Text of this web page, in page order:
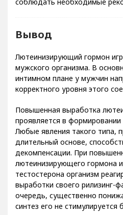
мужского организма. В
интимном плане у мужчин
корректного уровня этого
проявляется в формировании
Любые явления такого типа,
длительный основе,
декомпенсации. При
лютеинизирующего гормона и
тестостерона организм
выработки своего рилизинг-
очередь, существенно
синтез его не стимулируется
лютеинизирующим гормоном.